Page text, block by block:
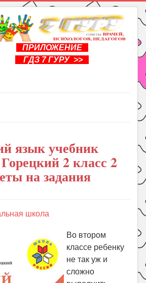
ПРИЛОЖЕНИЕ
ГДЗ 7 ГУРУ >>
язык учебник
2 класс 2
на задания
школа
Во втором
классе ребенку
не так уж и
сложно